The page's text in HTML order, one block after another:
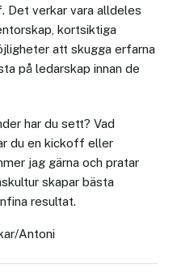
Det verkar vara alldeles
kortsiktiga
att skugga erfarna
på ledarskap innan de
har du sett? Vad
du en kickoff eller
jag gärna och pratar
skapar bästa
resultat.
Antoni